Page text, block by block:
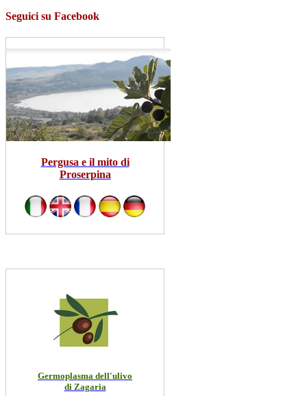
Seguici su Facebook
Pergusa e il mito di
Proserpina
Germoplasma dell'ulivo
di Zagaria